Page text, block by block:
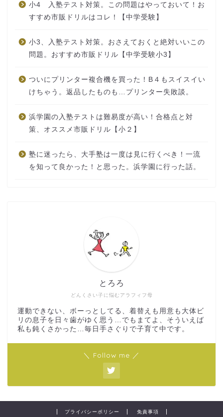
小4 入塾テスト対策。この問題はやっておいて！お
すすめ市販ドリルはコレ！【中学受験】
小3、入塾テスト対策。おさえておくと絶対いいこの
問題。おすすめ市販ドリル【中学受験小3】
ついにプリンター複合機を買った！B４もスイスイい
けちゃう。返品したものも…プリンター失敗談。
浜学園の入塾テストは難易度が高い！合格点と対
策、オススメ市販ドリル【小２】
塾に迷ったら、大手塾は一度は見に行くべき！一流
を知って良かった！と思った。浜学園に行った話。
どんくさい子に悩むアラフィフ母
とろろ
運動できない、ボーっとしてる、着替えも用意も大体ビ
リの息子を日々歯がゆく思う…でもまてよ、そういえば
私も鈍くさかった…毎日手さぐりで子育て中です。
＼ Follow me ／
プライバシーポリシー 免責事項